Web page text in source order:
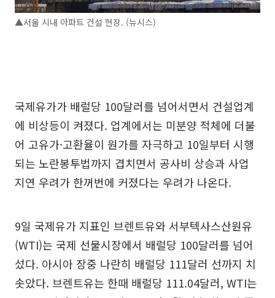
▲서울 시내 아파트 건설 현장. (뉴시스)
국제유가가 배럴당 100달러를 넘어서면서 건설업계
에 비상등이 켜졌다. 업계에서는 미분양 적체에 더불
어 고유가·고환율이 원가를 자극하고 10일부터 시행
되는 노란봉투법까지 겹치면서 공사비 상승과 사업
지연 우려가 한꺼번에 커졌다는 우려가 나온다.
9일 국제유가 지표인 브렌트유와 서부텍사스산원유
(WTI)는 국제 선물시장에서 배럴당 100달러를 넘어
섰다. 아시아 장중 나란히 배럴당 111달러 선까지 치
솟았다. 브렌트유는 한때 배럴당 111.04달러, WTI는